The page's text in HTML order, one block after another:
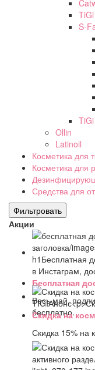
S-
Ollin
Latinoil
Косметика для
Косметика для
Средства для
Акции
Бесплатная
Весь май,
бесплатно.
Скидка на
Скидка 15% на